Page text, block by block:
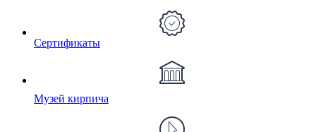
Сертификаты
Музей кирпича